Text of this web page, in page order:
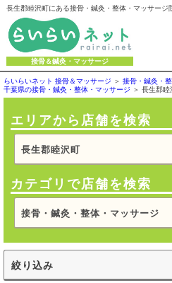
長生郡睦沢町にある接骨・鍼灸・整体・マッサージ
接骨＆鍼灸・マッサージ
らいらいネット 接骨＆マッサージ
接骨・鍼灸・
千葉県の接骨・鍼灸・整体・マッサージ
長生郡睦
エリアから店舗を検索
長生郡睦沢町
カテゴリで店舗を検索
接骨・鍼灸・整体・マッサージ
絞り込み